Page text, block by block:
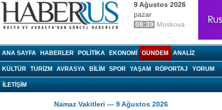
9 Ağustos 2026
pazar
08:39 Moskova
ANA SAYFA HABERLER POLITIKA EKONOMI GÜNDEM ANALIZ
KÜLTÜR TURIZM AVRASYA BILIM SPOR YAŞAM RÖPORTAJ YORUM
İLETİŞİM
Namaz Vakitleri — 9 Ağustos 2026